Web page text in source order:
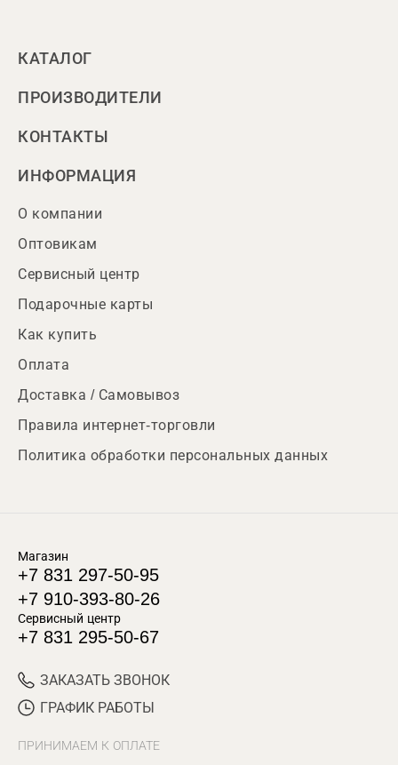
КАТАЛОГ
ПРОИЗВОДИТЕЛИ
КОНТАКТЫ
ИНФОРМАЦИЯ
О компании
Оптовикам
Сервисный центр
Подарочные карты
Как купить
Оплата
Доставка / Самовывоз
Правила интернет-торговли
Политика обработки персональных данных
Магазин
+7 831 297-50-95
+7 910-393-80-26
Сервисный центр
+7 831 295-50-67
ЗАКАЗАТЬ ЗВОНОК
ГРАФИК РАБОТЫ
ПРИНИМАЕМ К ОПЛАТЕ